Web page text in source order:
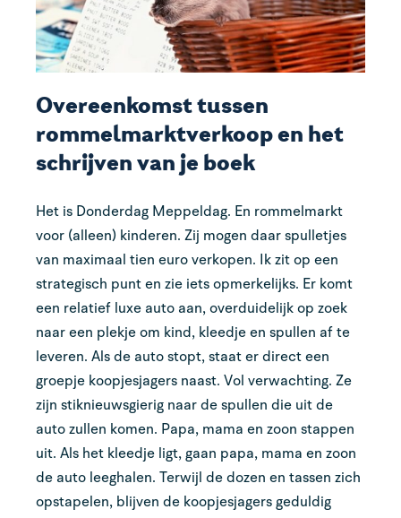
Overeenkomst tussen
rommelmarktverkoop en het
schrijven van je boek
Het is Donderdag Meppeldag. En rommelmarkt
voor (alleen) kinderen. Zij mogen daar spulletjes
van maximaal tien euro verkopen. Ik zit op een
strategisch punt en zie iets opmerkelijks. Er komt
een relatief luxe auto aan, overduidelijk op zoek
naar een plekje om kind, kleedje en spullen af te
leveren. Als de auto stopt, staat er direct een
groepje koopjesjagers naast. Vol verwachting. Ze
zijn stiknieuwsgierig naar de spullen die uit de
auto zullen komen. Papa, mama en zoon stappen
uit. Als het kleedje ligt, gaan papa, mama en zoon
de auto leeghalen. Terwijl de dozen en tassen zich
opstapelen, blijven de koopjesjagers geduldig